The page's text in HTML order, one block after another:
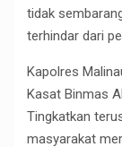
tidak
terhindar dari
Kapolres
Kasat Binmas
Tingkatkan
masyarakat